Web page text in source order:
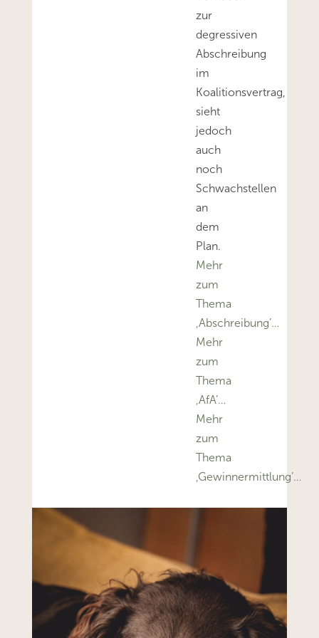
zur
degressiven
Abschreibung
im
Koalitionsvertrag,
sieht
jedoch
auch
noch
Schwachstellen
an
dem
Plan.
Mehr
zum
Thema
‚Abschreibung’…
Mehr
zum
Thema
‚AfA’…
Mehr
zum
Thema
‚Gewinnermittlung’…